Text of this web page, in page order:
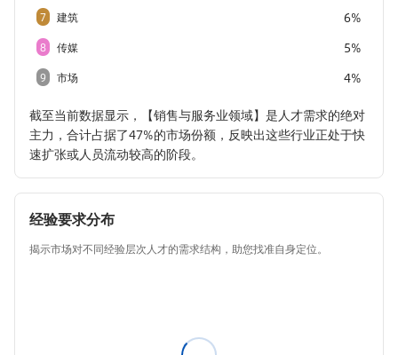
7 建筑 6%
8 传媒 5%
9 市场
4%
截至当前数据显示，【销售与服务业领域】是人才需求的绝对
主力，合计占据了47%的市场份额，反映出这些行业正处于快
速扩张或人员流动较高的阶段。
经验要求分布
揭示市场对不同经验层次人才的需求结构，助您找准自身定位。